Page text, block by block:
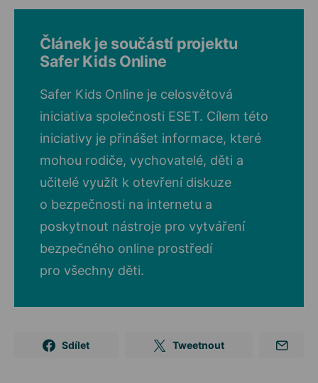
Článek je součástí projektu
Safer Kids Online
Safer Kids Online je celosvětová
iniciativa společnosti ESET. Cílem této
iniciativy je přinášet informace, které
mohou rodiče, vychovatelé, děti a
učitelé využít k otevření diskuze
o bezpečnosti na internetu a
poskytnout nástroje pro vytváření
bezpečného online prostředí
pro všechny děti.
Sdílet Tweetnout